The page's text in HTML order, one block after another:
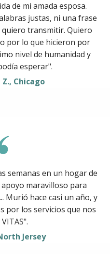
de mi amada esposa.
justas, ni una frase
transmitir. Quiero
por lo que hicieron por
nivel de humanidad y
esperar".
Chicago
semanas en un hogar de
maravilloso para
Murió hace casi un año, y
por los servicios que nos
Jersey